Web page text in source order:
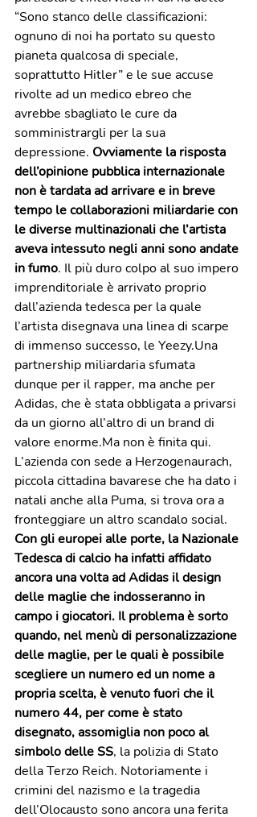
“Sono stanco delle classificazioni:
ognuno di noi ha portato su questo
pianeta qualcosa di speciale,
soprattutto Hitler” e le sue accuse
rivolte ad un medico ebreo che
avrebbe sbagliato le cure da
somministrargli per la sua
depressione. Ovviamente la risposta
dell’opinione pubblica internazionale
non è tardata ad arrivare e in breve
tempo le collaborazioni miliardarie con
le diverse multinazionali che l’artista
aveva intessuto negli anni sono andate
in fumo. Il più duro colpo al suo impero
imprenditoriale è arrivato proprio
dall’azienda tedesca per la quale
l’artista disegnava una linea di scarpe
di immenso successo, le Yeezy.Una
partnership miliardaria sfumata
dunque per il rapper, ma anche per
Adidas, che è stata obbligata a privarsi
da un giorno all’altro di un brand di
valore enorme.Ma non è finita qui.
L’azienda con sede a Herzogenaurach,
piccola cittadina bavarese che ha dato i
natali anche alla Puma, si trova ora a
fronteggiare un altro scandalo social.
Con gli europei alle porte, la Nazionale
Tedesca di calcio ha infatti affidato
ancora una volta ad Adidas il design
delle maglie che indosseranno in
campo i giocatori. Il problema è sorto
quando, nel menù di personalizzazione
delle maglie, per le quali è possibile
scegliere un numero ed un nome a
propria scelta, è venuto fuori che il
numero 44, per come è stato
disegnato, assomiglia non poco al
simbolo delle SS, la polizia di Stato
della Terzo Reich. Notoriamente i
crimini del nazismo e la tragedia
dell’Olocausto sono ancora una ferita